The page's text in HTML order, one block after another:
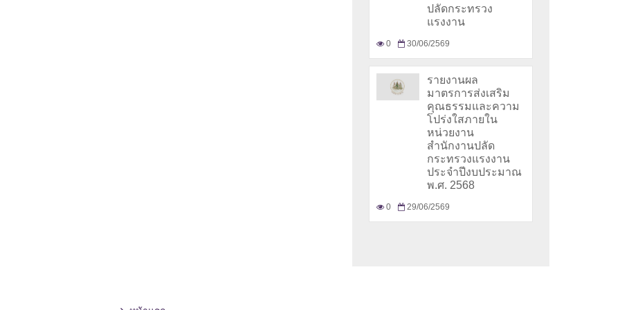
ปลัดกระทรวง
แรงงาน
0 30/06/2569
รายงานผล
มาตรการส่งเสริม
คุณธรรมและความ
โปร่งใสภายใน
หน่วยงาน
สำนักงานปลัด
กระทรวงแรงงาน
ประจำปีงบประมาณ
พ.ศ. 2568
0 29/06/2569